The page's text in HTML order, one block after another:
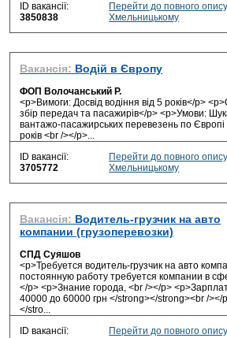
ID вакансії:
3850838
Перейти до повного опису
Хмельницькому
Вакансія: Водій в Європу
ФОП Волочанський Р.
<p>Вимоги: Досвід водіння від 5 років</p>
збір передач та пасажирів</p> <p>Умови:
вантажо-пасажирських перевезень по Європі
років <br /></p>...
ID вакансії:
3705772
Перейти до повного опису
Хмельницькому
Вакансія: Водитель-грузчик на авто
компании (грузоперевозки)
СПД Суяшов
<p>Требуется водитель-грузчик на авто
постоянную работу требуется компании в
</p> <p>Знание города, <br /></p>
40000 до 60000 грн </strong></strong><br /></
</stro...
ID вакансії:
Перейти до повного опису